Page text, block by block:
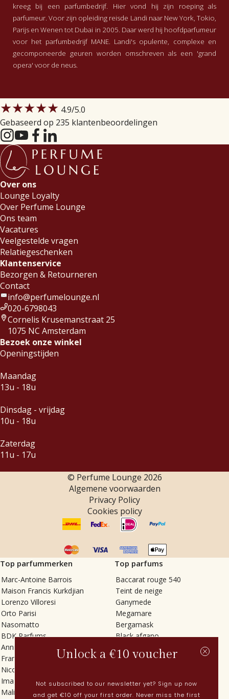
kreeg bij een parfumbedrijf. Hier vond hij zijn roeping als
parfumeur. Voor zijn opleiding reisde Landi naar New York, Tokio,
Parijs en Wenen tot Dubai in 2005. Daar werd hij hoofdparfumeur
voor het parfumbedrijf MANE. Landi's opulente, complexe en
gecomponeerde geuren worden omschreven als een 'grand
opera' voor de neus.
★★★★★ 4.9/5.0
Gebaseerd op 235 klantenbeoordelingen
Over ons
Lounge Loyalty
Over Perfume Lounge
Ons team
Vacatures
Veelgestelde vragen
Relatiegeschenken
Klantenservice
Bezorgen & Retourneren
Contact
info@perfumelounge.nl
020-6798043
Cornelis Krusemanstraat 25
1075 NC Amsterdam
Bezoek onze winkel
Openingstijden
Maandag
13u - 18u
Dinsdag - vrijdag
10u - 18u
Zaterdag
11u - 17u
© Perfume Lounge 2026
Algemene voorwaarden
Privacy Policy
Cookies policy
Top parfummerken
Marc-Antoine Barrois
Maison Francis Kurkdjian
Lorenzo Villoresi
Orto Parisi
Nasomatto
BDK Parfums
Annindriya
Francesca Bianchi
Nicolaï
Imaginary Authors
Malin + Goetz
Top parfums
Baccarat rouge 540
Teint de neige
Ganymede
Megamare
Bergamask
Black afgano
Tilia
Vetiver Rain
In Love with Everything
Unlock a €10 voucher
Not subscribed to our newsletter yet? Sign up now
and get €10 off your first order. Never miss the first